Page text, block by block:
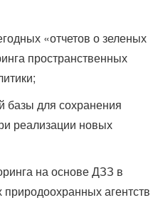
«отчетов о зеленых
пространственных
базы для сохранения
реализации новых
на основе ДЗЗ в
агентств